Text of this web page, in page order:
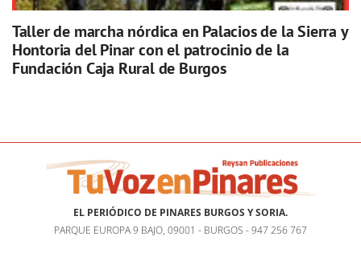
Taller de marcha nórdica en Palacios de la Sierra y
Hontoria del Pinar con el patrocinio de la
Fundación Caja Rural de Burgos
EL PERIÓDICO DE PINARES BURGOS Y SORIA.
PARQUE EUROPA 9 BAJO, 09001 - BURGOS - 947 256 767